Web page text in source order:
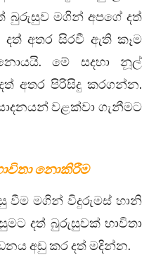
බුරුසුව මගින් අපගේ දත්
අතර සිරවී ඇති කෑම
මේ සදහා නූල්
අතර පිරිසිදු කරගන්න.
වළක්වා ගැනීමට
නොකිරීම
වීම මගින් විදුරුමස් හානි
දත් බුරුසුවක් භාවිතා
අඩු කර දත් මදින්න.